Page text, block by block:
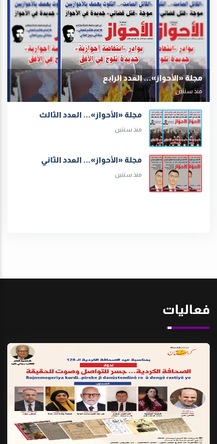
مجلة «الأحواز»... العدد الرابع
منذ سنتين
مجلة «الأحواز»... العدد الثالث
منذ سنتين
مجلة «الأحواز»... العدد الثاني
منذ سنتين
فعاليات